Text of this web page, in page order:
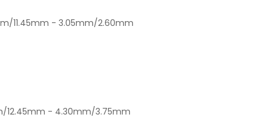
11.45mm - 3.05mm/2.60mm
12.45mm - 4.30mm/3.75mm